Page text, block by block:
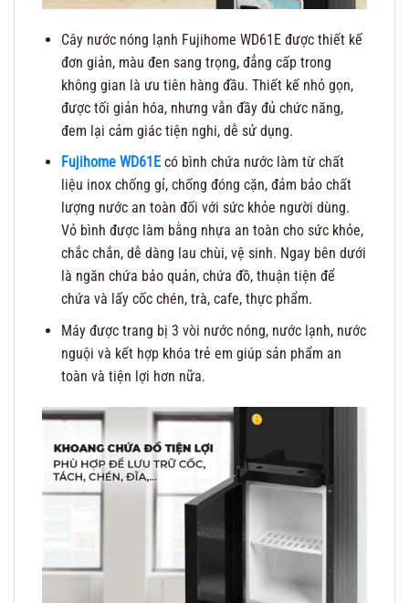
Cây nước nóng lạnh Fujihome WD61E được thiết kế
đơn giản, màu đen sang trọng, đẳng cấp trong
không gian là ưu tiên hàng đầu. Thiết kế nhỏ gọn,
được tối giản hóa, nhưng vẫn đầy đủ chức năng,
đem lại cảm giác tiện nghi, dễ sử dụng.
Fujihome WD61Ecó bình chứa nước làm từ chất
liệu inox chống gỉ, chống đóng cặn, đảm bảo chất
lượng nước an toàn đối với sức khỏe người dùng.
Vỏ bình được làm bằng nhựa an toàn cho sức khỏe,
chắc chắn, dễ dàng lau chùi, vệ sinh. Ngay bên dưới
là ngăn chứa bảo quản, chứa đồ, thuận tiện để
chứa và lấy cốc chén, trà, cafe, thực phẩm.
Máy được trang bị 3 vòi nước nóng, nước lạnh, nước
nguội và kết hợp khóa trẻ em giúp sản phẩm an
toàn và tiện lợi hơn nữa.